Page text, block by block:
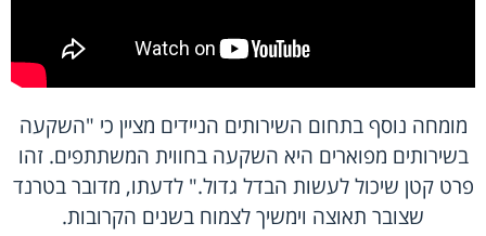
מומחה נוסף בתחום השירותים הניידים מציין כי "השקעה
בשירותים מפוארים היא השקעה בחווית המשתתפים. זהו
פרט קטן שיכול לעשות הבדל גדול." לדעתו, מדובר בטרנד
שצובר תאוצה וימשיך לצמוח בשנים הקרובות.